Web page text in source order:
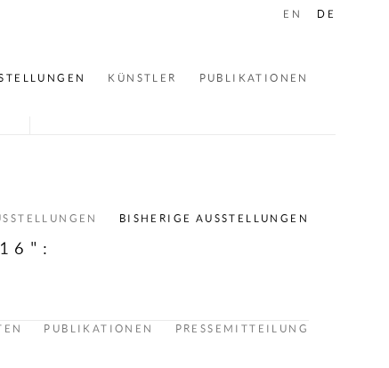
KÜNSTLER PUBLIKATIONEN
EN DE
BISHERIGE AUSSTELLUNGEN
:
PUBLIKATIONEN PRESSEMITTEILUNG